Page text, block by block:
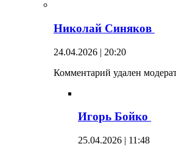
Николай Синяков
24.04.2026 | 20:20
Комментарий удален
Игорь Бойко
25.04.2026 | 11:48